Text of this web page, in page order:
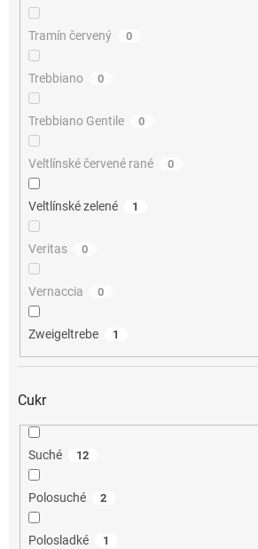
Tramín červený 0
Trebbiano 0
Trebbiano Gentile 0
Veltlínské červené rané 0
Veltlínské zelené 1
Veritas 0
Vernaccia 0
Zweigeltrebe 1
Cukr
Suché 12
Polosuché 2
Polosladké 1